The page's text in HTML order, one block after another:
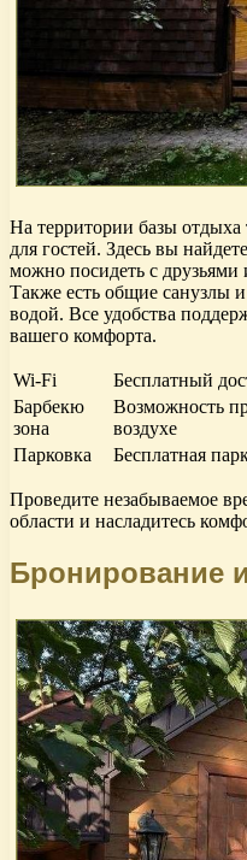
На территории базы
для гостей. Здесь вы
можно посидеть с друзьями
Также есть общие санузлы
водой. Все удобства
вашего комфорта.
Wi-Fi
Бесплатный
Барбекю
зона
Возможность
воздухе
Парковка
Бесплатная
Проведите незабываемое
области и насладитесь
Бронирование